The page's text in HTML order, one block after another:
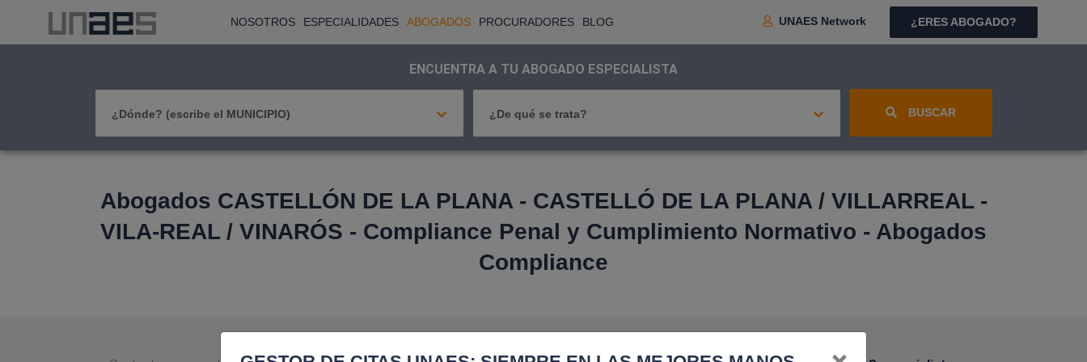
NOSOTROS ESPECIALIDADES ABOGADOS PROCURADORES BLOG UNAES Network ¿ERES ABOGADO?
ENCUENTRA A TU ABOGADO ESPECIALISTA
¿Dónde? (escribe el MUNICIPIO) ¿De qué se trata? BUSCAR
Abogados CASTELLÓN DE LA PLANA - CASTELLÓ DE LA PLANA / VILLARREAL -
VILA-REAL / VINARÓS - Compliance Penal y Cumplimiento Normativo - Abogados
Compliance